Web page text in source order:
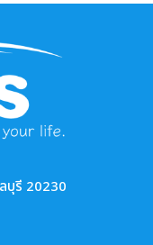
บุรี 20230